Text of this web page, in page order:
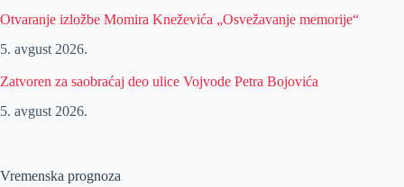
Otvaranje izložbe Momira Kneževića „Osvežavanje memorije“
5. avgust 2026.
Zatvoren za saobraćaj deo ulice Vojvode Petra Bojovića
5. avgust 2026.
Vremenska prognoza